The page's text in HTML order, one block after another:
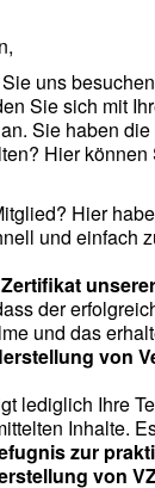
uns
Sie sich mit
Sie haben
Hier können
Hier
und einfach
der
und das
von
lediglich Ihre
Inhalte.
zur
von